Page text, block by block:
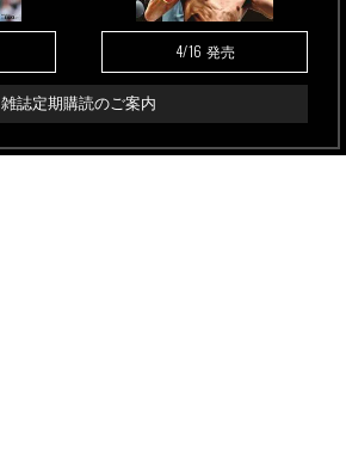
4/16 発売
雑誌定期購読のご案内